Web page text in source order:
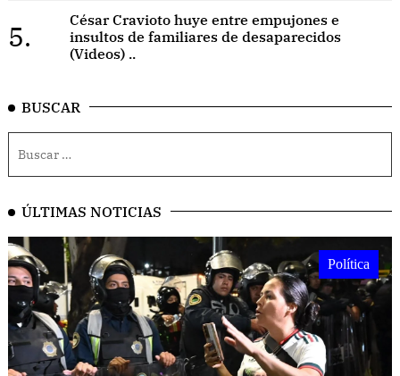
5.
César Cravioto huye entre empujones e
insultos de familiares de desaparecidos
(Videos) ..
BUSCAR
ÚLTIMAS NOTICIAS
Política